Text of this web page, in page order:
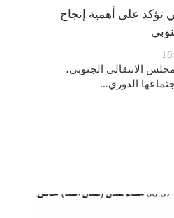
تؤكد على أهمية إنجاح
الانتقالي الجنوبي،
الدوري...